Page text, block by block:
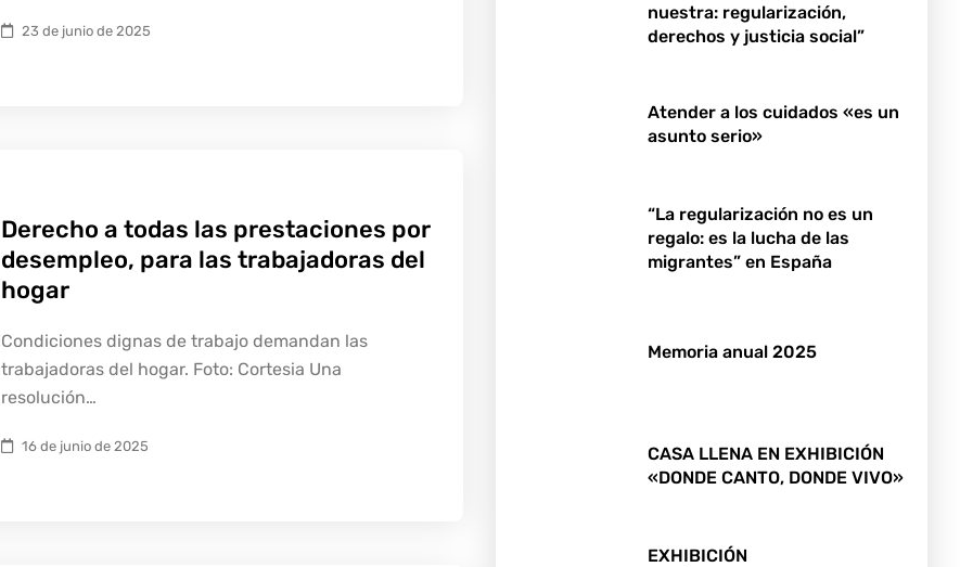
23 de junio de 2025
Derecho a todas las prestaciones por
desempleo, para las trabajadoras del
hogar
Condiciones dignas de trabajo demandan las
trabajadoras del hogar. Foto: Cortesia Una
resolución…
16 de junio de 2025
nuestra: regularización,
derechos y justicia social”
Atender a los cuidados «es un
asunto serio»
“La regularización no es un
regalo: es la lucha de las
migrantes” en España
Memoria anual 2025
CASA LLENA EN EXHIBICIÓN
«DONDE CANTO, DONDE VIVO»
EXHIBICIÓN